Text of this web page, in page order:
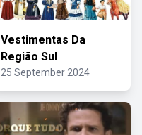
Vestimentas Da
Região Sul
25 September 2024